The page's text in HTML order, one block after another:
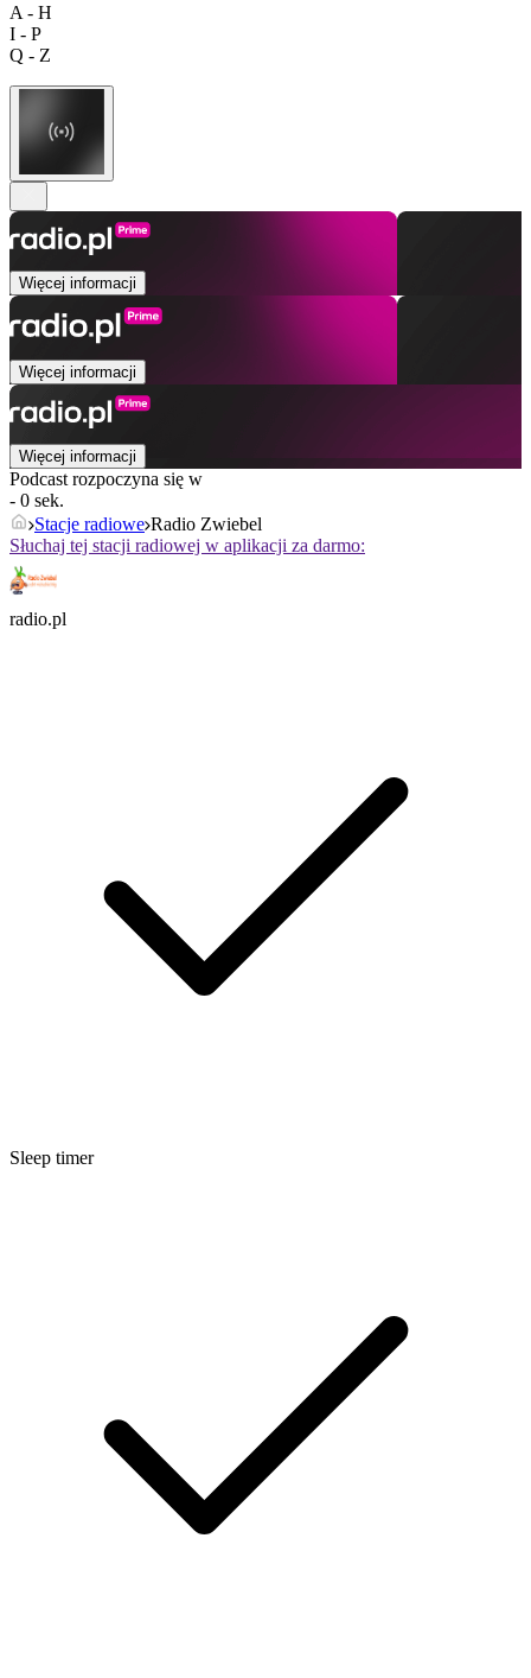
A - H
I - P
Q - Z
Więcej informacji
Więcej informacji
Więcej informacji
Podcast rozpoczyna się w
- 0 sek.
Stacje radiowe Radio Zwiebel
Słuchaj tej stacji radiowej w aplikacji za darmo:
radio.pl
Sleep timer